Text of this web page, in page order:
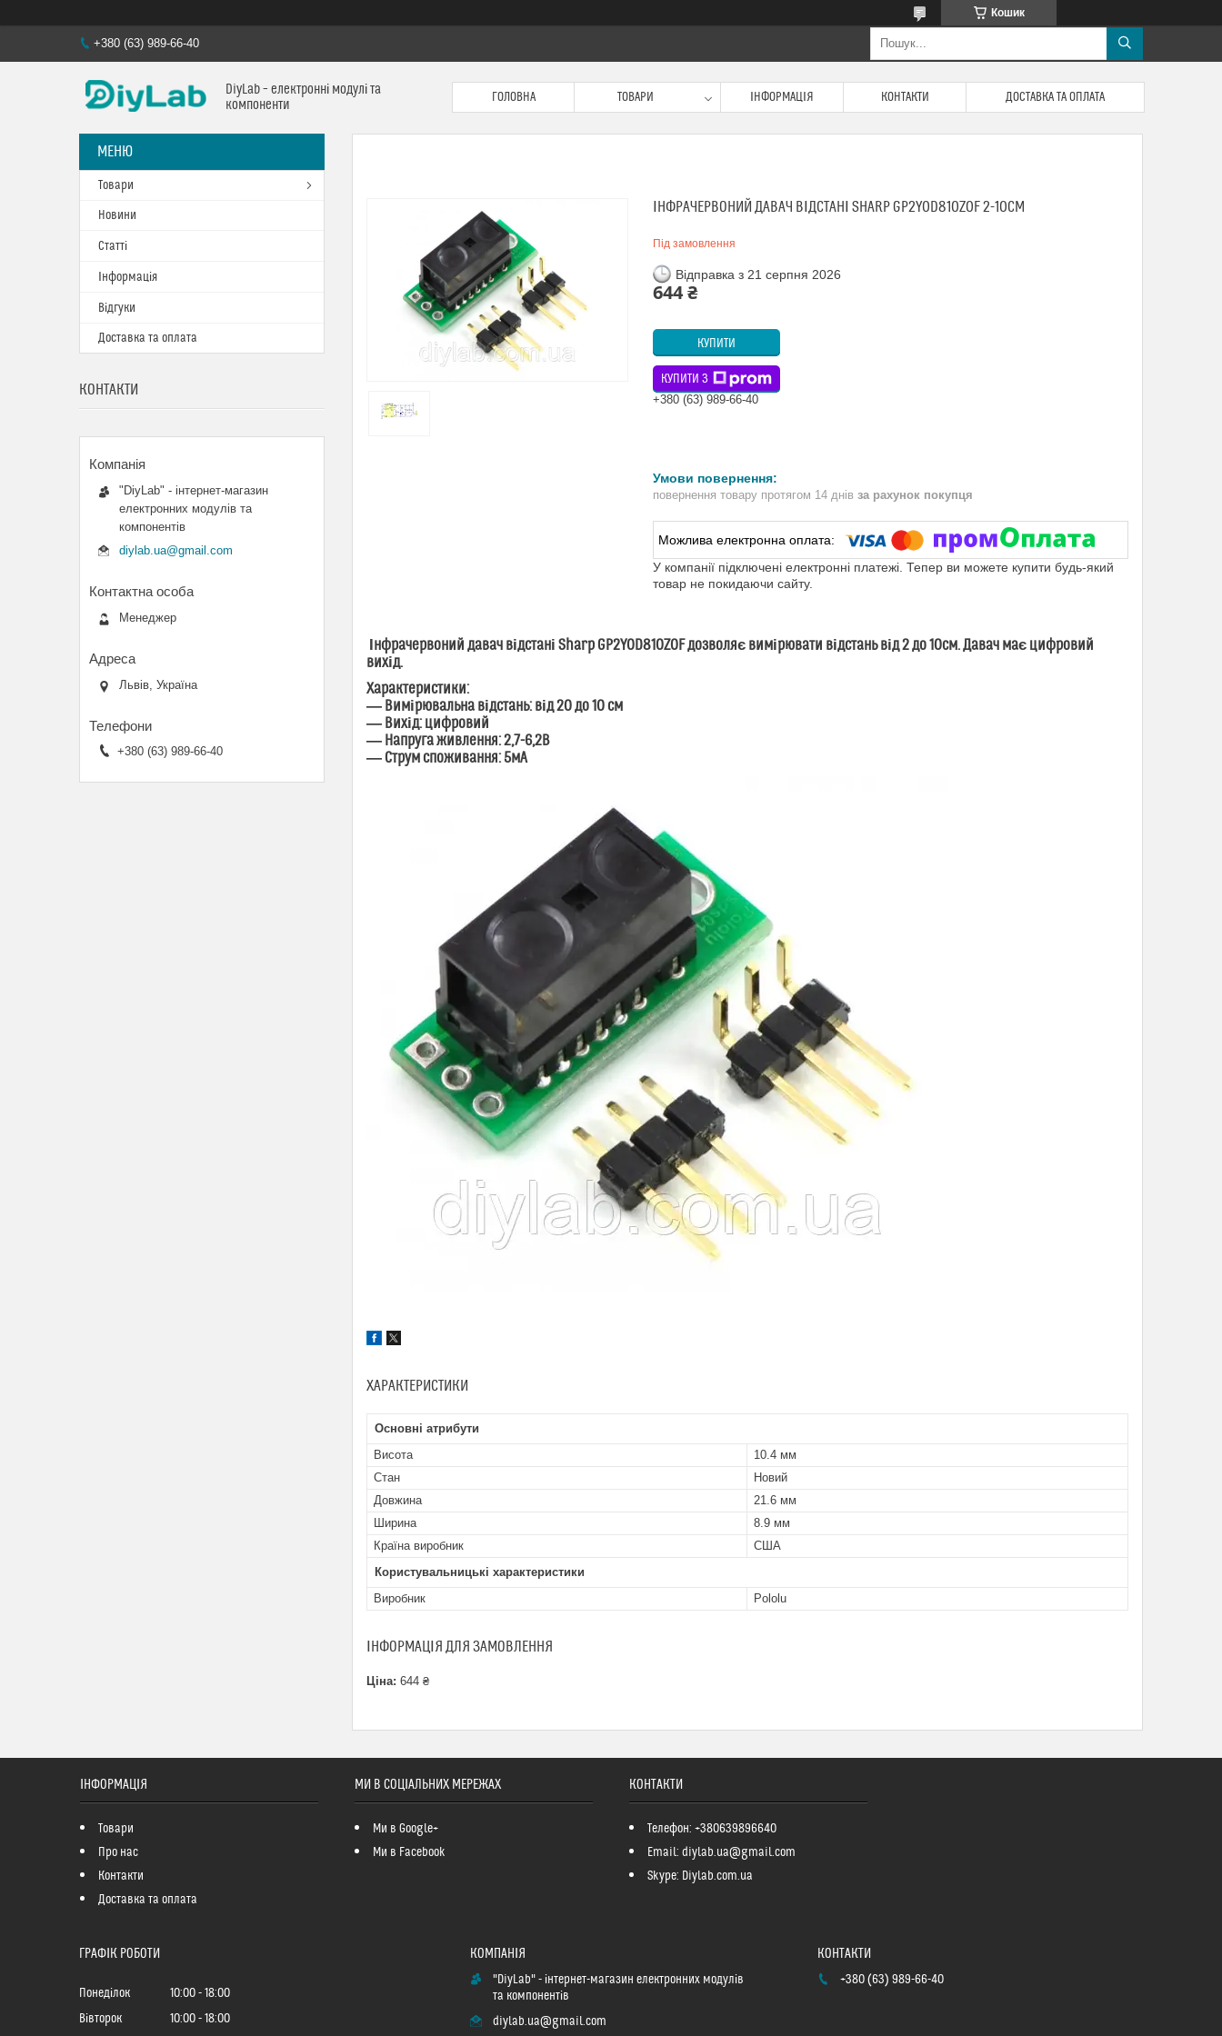
Кошик
+380 (63) 989-66-40
DiyLab – електронні модулі та
компоненти
ГОЛОВНА ТОВАРИ ІНФОРМАЦІЯ КОНТАКТИ ДОСТАВКА ТА ОПЛАТА
ІНФРАЧЕРВОНИЙ ДАВАЧ ВІДСТАНІ SHARP GP2Y0D810Z0F 2-10СМ
Під замовлення
Відправка з 21 серпня 2026
644 ₴
КУПИТИ
КУПИТИ З
+380 (63) 989-66-40
повернення товару протягом 14 днів за рахунок покупця
У компанії підключені електронні платежі. Тепер ви можете купити будь-який
товар не покидаючи сайту.
Інфрачервоний давач відстані Sharp GP2Y0D810Z0F дозволяє вимірювати відстань від 2 до 10см. Давач має цифровий
вихід.
Характеристики:
― Вимірювальна відстань: від 20 до 10 см
― Вихід: цифровий
― Напруга живлення: 2,7-6,2В
― Струм споживання: 5мА
ХАРАКТЕРИСТИКИ
Основні атрибути
Висота
10.4 мм
Стан
Новий
Довжина
21.6 мм
Ширина
8.9 мм
Країна виробник
США
Користувальницькі характеристики
Виробник
Pololu
ІНФОРМАЦІЯ ДЛЯ ЗАМОВЛЕННЯ
Ціна: 644 ₴
Товари
Новини
Статті
Інформація
Відгуки
Доставка та оплата
КОНТАКТИ
"DiyLab" - інтернет-магазин
електронних модулів та
компонентів
diylab.ua@gmail.com
Менеджер
Львів, Україна
+380 (63) 989-66-40
ІНФОРМАЦІЯ
Товари
Про нас
Контакти
Доставка та оплата
МИ В СОЦІАЛЬНИХ МЕРЕЖАХ
Ми в Google+
Ми в Facebook
КОНТАКТИ
Телефон: +380639896640
Email: diylab.ua@gmail.com
Skype: Diylab.com.ua
ГРАФІК РОБОТИ
Понеділок 10:00
18:00
Вівторок
10:00 18:00
"DiyLab" - інтернет-магазин електронних модулів
та компонентів
diylab.ua@gmail.com
+380 (63) 989-66-40